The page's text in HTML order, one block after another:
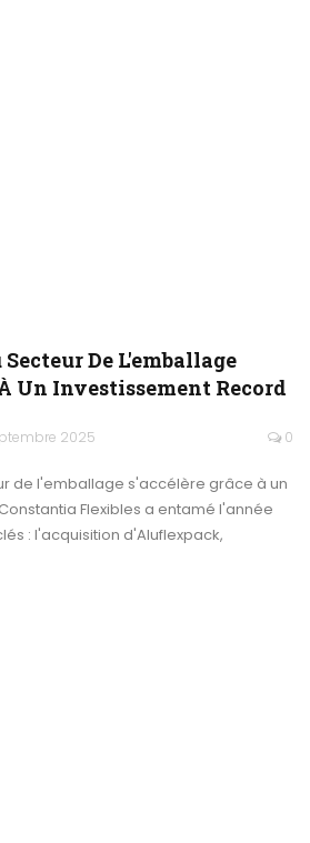
De L'emballage
Un Investissement Record
2025 0
de l'emballage s'accélère grâce à un
Flexibles a entamé l'année
: l'acquisition d'Aluflexpack,